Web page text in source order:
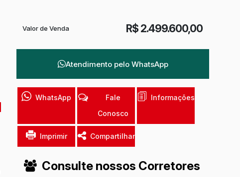
R$ 2.499.600,00
Valor de Venda
Atendimento pelo WhatsApp
WhatsApp
Fale
Conosco
Informações
Imprimir Compartilhar
Consulte nossos Corretores